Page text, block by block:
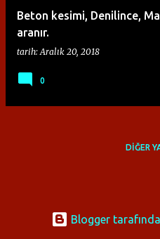
Beton kesimi, Denilince,
aranır.
tarih:Aralık 20, 2018
0
DIĞER
Blogger